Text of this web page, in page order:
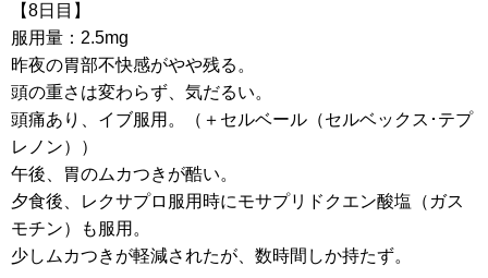
【8日目】
服用量：2.5mg
昨夜の胃部不快感がやや残る。
頭の重さは変わらず、気だるい。
頭痛あり、イブ服用。（＋セルベール（セルベックス･テプ
レノン））
午後、胃のムカつきが酷い。
夕食後、レクサプロ服用時にモサプリドクエン酸塩（ガス
モチン）も服用。
少しムカつきが軽減されたが、数時間しか持たず。